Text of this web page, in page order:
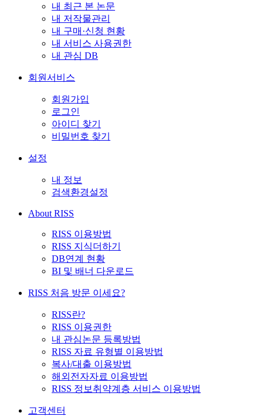
내 최근 본 논문
내 저작물관리
내 구매·신청 현황
내 서비스 사용권한
내 관심 DB
회원서비스
회원가입
로그인
아이디 찾기
비밀번호 찾기
설정
내 정보
검색환경설정
About RISS
RISS 이용방법
RISS 지식더하기
DB연계 현황
BI 및 배너 다운로드
RISS 처음 방문 이세요?
RISS란?
RISS 이용권한
내 관심논문 등록방법
RISS 자료 유형별 이용방법
복사/대출 이용방법
해외전자자료 이용방법
RISS 정보취약계층 서비스 이용방법
고객센터